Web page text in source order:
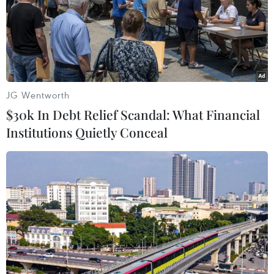
Theo dõi VietnamPlus
TIN LIÊN QUAN
JG Wentworth
$30k In Debt Relief Scandal: What Financial
Institutions Quietly Conceal